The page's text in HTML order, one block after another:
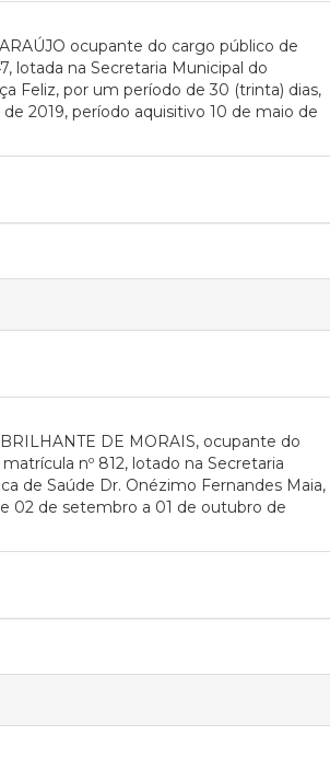
ocupante do cargo público de
lotada na Secretaria Municipal do
Feliz, por um período de 30 (trinta) dias,
2019, período aquisitivo 10 de maio de
DE MORAIS, ocupante do
nº 812, lotado na Secretaria
de Saúde Dr. Onézimo Fernandes Maia,
02 de setembro a 01 de outubro de